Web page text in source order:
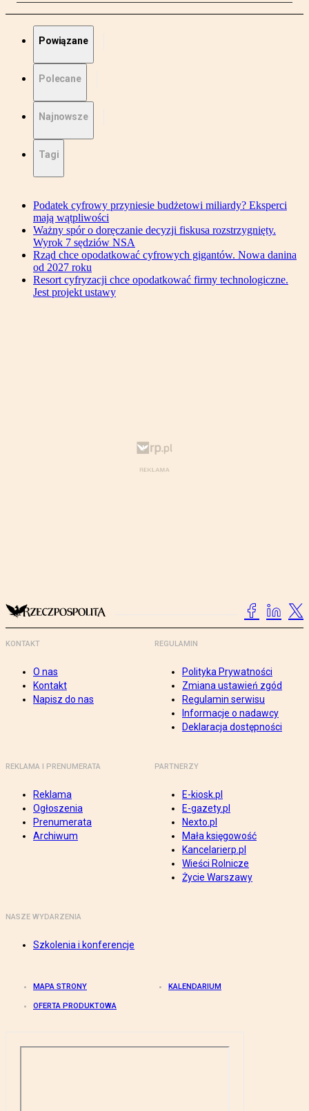
Powiązane
Polecane
Najnowsze
Tagi
Podatek cyfrowy przyniesie budżetowi miliardy? Eksperci
mają wątpliwości
Ważny spór o doręczanie decyzji fiskusa rozstrzygnięty.
Wyrok 7 sędziów NSA
Rząd chce opodatkować cyfrowych gigantów. Nowa danina
od 2027 roku
Resort cyfryzacji chce opodatkować firmy technologiczne.
Jest projekt ustawy
KONTAKT
O nas
Kontakt
Napisz do nas
REGULAMIN
Polityka Prywatności
Zmiana ustawień zgód
Regulamin serwisu
Informacje o nadawcy
Deklaracja dostępności
REKLAMA I PRENUMERATA
Reklama
Ogłoszenia
Prenumerata
Archiwum
PARTNERZY
E-kiosk.pl
E-gazety.pl
Nexto.pl
Mała księgowość
Kancelarierp.pl
Wieści Rolnicze
Życie Warszawy
NASZE WYDARZENIA
Szkolenia i konferencje
MAPA STRONY KALENDARIUM
OFERTA PRODUKTOWA